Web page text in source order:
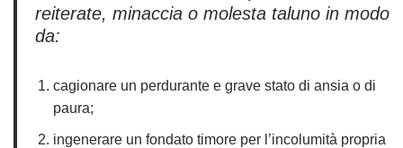
reiterate, minaccia o molesta taluno in modo
da:
cagionare un perdurante e grave stato di ansia o di
paura;
ingenerare un fondato timore per l’incolumità propria